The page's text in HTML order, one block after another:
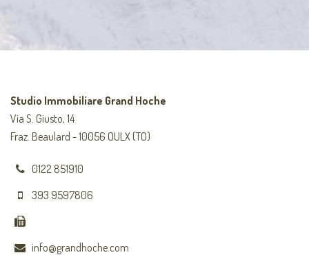
Studio Immobiliare Grand Hoche
Via S. Giusto, 14
Fraz. Beaulard - 10056 OULX (TO)
0122 851910
393 9597806
info@grandhoche.com